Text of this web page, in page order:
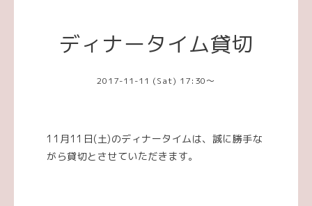
ディナータイム貸切
2017-11-11 (Sat) 17:30～
11月11日(土)のディナータイムは、誠に勝手な
がら貸切とさせていただきます。